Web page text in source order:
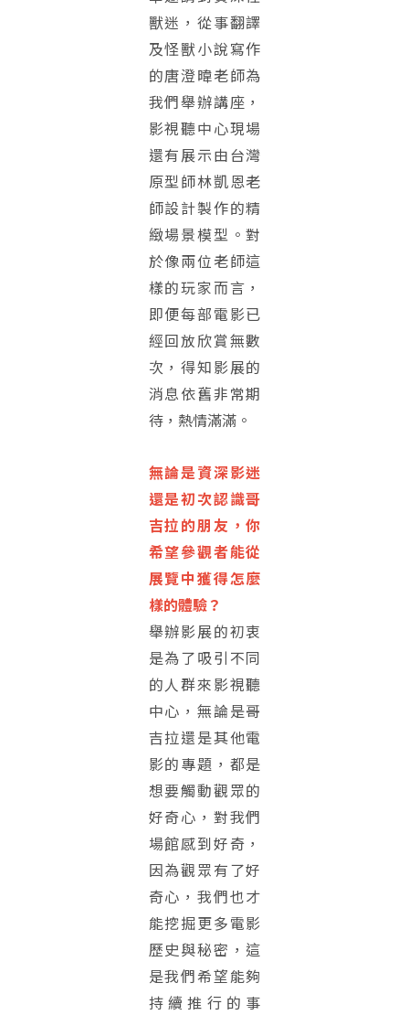
獸迷，從事翻譯
及怪獸小說寫作
的唐澄暐老師為
我們舉辦講座，
影視聽中心現場
還有展示由台灣
原型師林凱恩老
師設計製作的精
緻場景模型。對
於像兩位老師這
樣的玩家而言，
即便每部電影已
經回放欣賞無數
次，得知影展的
消息依舊非常期
待，熱情滿滿。
無論是資深影迷
還是初次認識哥
吉拉的朋友，你
希望參觀者能從
展覽中獲得怎麼
樣的體驗？
舉辦影展的初衷
是為了吸引不同
的人群來影視聽
中心，無論是哥
吉拉還是其他電
影的專題，都是
想要觸動觀眾的
好奇心，對我們
場館感到好奇，
因為觀眾有了好
奇心，我們也才
能挖掘更多電影
歷史與秘密，這
是我們希望能夠
持續推行的事